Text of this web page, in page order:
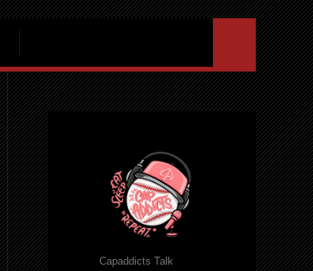
Capaddicts Talk